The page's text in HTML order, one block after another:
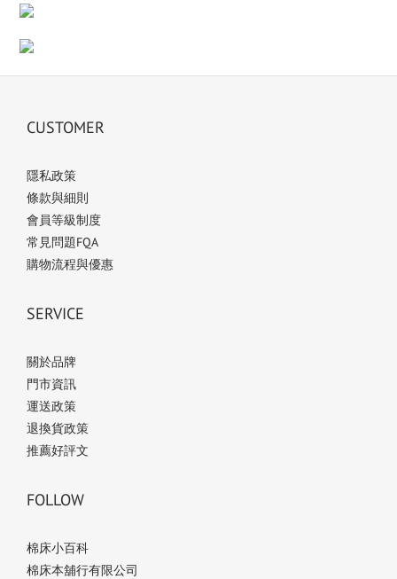
CUSTOMER
隱私政策
條款與細則
會員等級制度
常見問題FQA
購物流程與優惠
SERVICE
關於品牌
門市資訊
運送政策
退換貨政策
推薦好評文
FOLLOW
棉床小百科
棉床本舖行有限公司